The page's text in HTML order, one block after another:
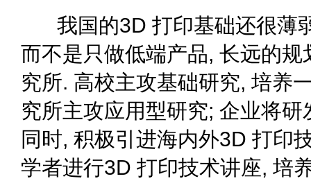
我国的3D 打印基础还很薄
而不是只做低端产品, 长远的
究所. 高校主攻基础研究, 培养
究所主攻应用型研究; 企业将
同时, 积极引进海内外3D 打印
学者进行3D 打印技术讲座, 培